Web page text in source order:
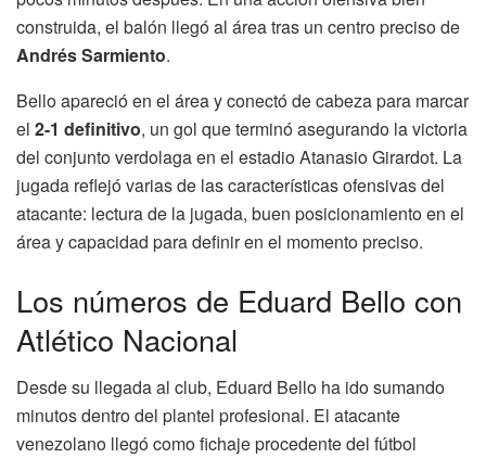
construida, el balón llegó al área tras un centro preciso de
Andrés Sarmiento.
Bello apareció en el área y conectó de cabeza para marcar
el 2-1 definitivo, un gol que terminó asegurando la victoria
del conjunto verdolaga en el estadio Atanasio Girardot. La
jugada reflejó varias de las características ofensivas del
atacante: lectura de la jugada, buen posicionamiento en el
área y capacidad para definir en el momento preciso.
Los números de Eduard Bello con
Atlético Nacional
Desde su llegada al club, Eduard Bello ha ido sumando
minutos dentro del plantel profesional. El atacante
venezolano llegó como fichaje procedente del fútbol